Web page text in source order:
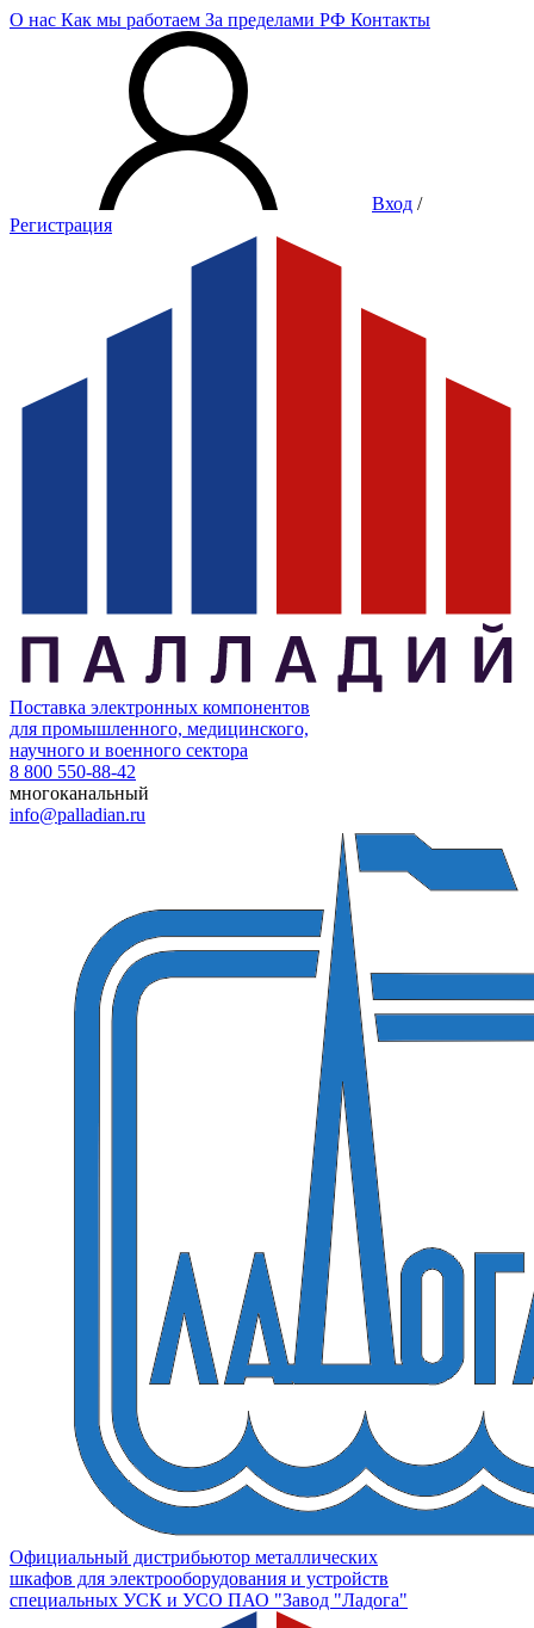
О нас Как мы работаем За пределами РФ Контакты
Вход /
Регистрация
Поставка электронных компонентов
для промышленного, медицинского,
научного и военного сектора
8 800 550-88-42
многоканальный
info@palladian.ru
Официальный дистрибьютор металлических
шкафов для электрооборудования и устройств
специальных УСК и УСО ПАО "Завод "Ладога"